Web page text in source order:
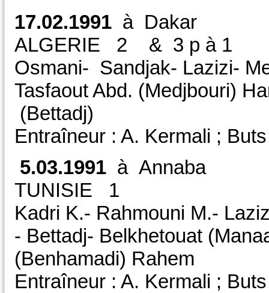
17.02.1991 à
ALGERIE 2 & 3
Osmani- Sandjak- Lazizi-
Tasfaout Abd. (Medjbouri)
(Bettadj)
Entraîneur : A. Kermali ;
5.03.1991 à
TUNISIE
Kadri K.- Rahmouni M.-
- Bettadj- Belkhetouat
(Benhamadi) Rahem
Entraîneur : A. Kermali ;